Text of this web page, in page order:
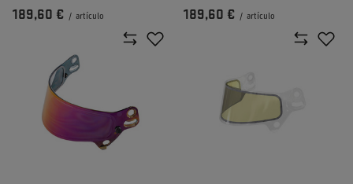
189,60 € / artículo 189,60 € / artículo